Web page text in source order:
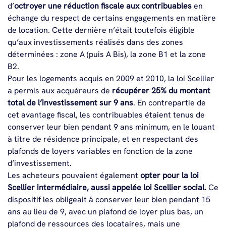
d’octroyer une réduction fiscale aux contribuablesen
échange du respect de certains engagements en matière
de location. Cette dernière n’était toutefois éligible
qu’aux investissements réalisés dans des zones
déterminées : zone A (puis A Bis), la zone B1 et la zone
B2.
Pour les logements acquis en 2009 et 2010, la loi Scellier
a permis aux acquéreurs de récupérer 25% du montant
total de l’investissement sur 9 ans. En contrepartie de
cet avantage fiscal, les contribuables étaient tenus de
conserver leur bien pendant 9 ans minimum, en le louant
à titre de résidence principale, et en respectant des
plafonds de loyers variables en fonction de la zone
d’investissement.
Les acheteurs pouvaient également opter pour la loi
Scellier intermédiaire, aussi appelée loi Scellier social.Ce
dispositif les obligeait à conserver leur bien pendant 15
ans au lieu de 9, avec un plafond de loyer plus bas, un
plafond de ressources des locataires, mais une